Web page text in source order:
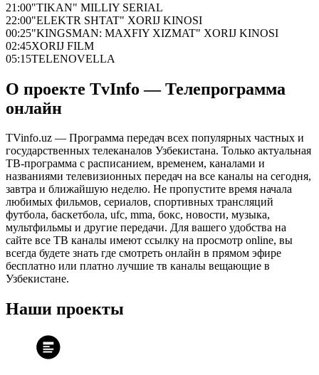
21:00"TIKAN" MILLIY SERIAL
22:00"ELEKTR SHTAT" XORIJ KINOSI
00:25"KINGSMAN: MAXFIY XIZMAT" XORIJ KINOSI
02:45XORIJ FILM
05:15TELENOVELLA
О проекте TvInfo — Телепрограмма
онлайн
TVinfo.uz — Программа передач всех популярных частных и
государственных телеканалов Узбекистана. Только актуальная
ТВ-программа с расписанием, временем, каналами и
названиями телевизионных передач на все каналы на сегодня,
завтра и ближайшую неделю. Не пропустите время начала
любимых фильмов, сериалов, спортивных трансляций
футбола, баскетбола, ufc, mma, бокс, новости, музыка,
мультфильмы и другие передачи. Для вашего удобства на
сайте все ТВ каналы имеют ссылку на просмотр online, вы
всегда будете знать где смотреть онлайн в прямом эфире
бесплатно или платно лучшие тв каналы вещающие в
Узбекистане.
Наши проекты